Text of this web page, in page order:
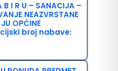
B I R U – SANACIJA –
NEAZVRSTANE
OPĆINE
broj nabave: